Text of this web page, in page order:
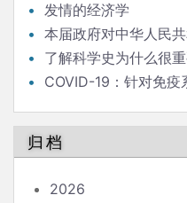
发情的经济学
本届政府对中华人民
了解科学史为什么很重
COVID-19：针对免疫
归档
2026